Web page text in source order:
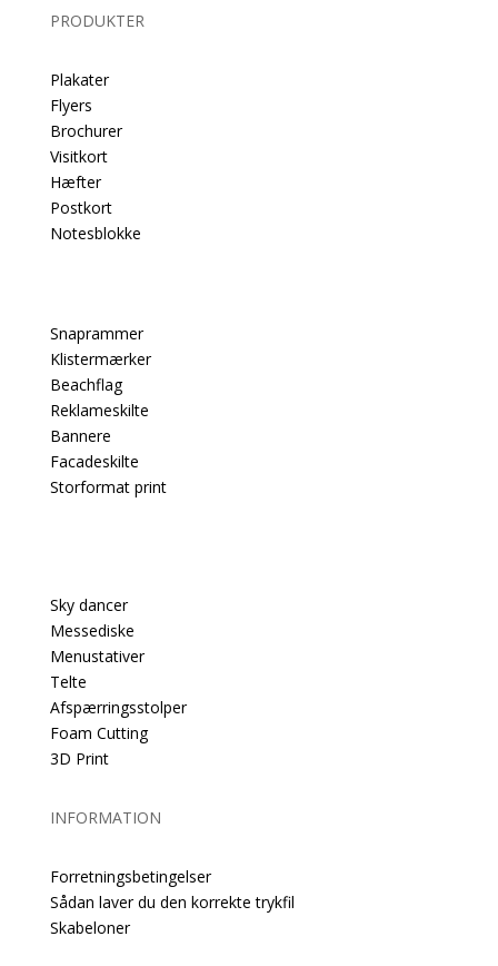
PRODUKTER
Plakater
Flyers
Brochurer
Visitkort
Hæfter
Postkort
Notesblokke
Snaprammer
Klistermærker
Beachflag
Reklameskilte
Bannere
Facadeskilte
Storformat print
Sky dancer
Messediske
Menustativer
Telte
Afspærringsstolper
Foam Cutting
3D Print
INFORMATION
Forretningsbetingelser
Sådan laver du den korrekte trykfil
Skabeloner